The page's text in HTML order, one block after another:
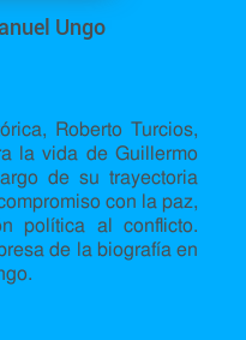
Ungo
Roberto Turcios,
la vida de Guillermo
de su trayectoria
con la paz,
política al conflicto.
de la biografía en